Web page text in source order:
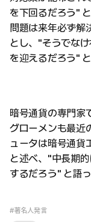
を下回るだろう"
問題は来年必ず解
とし、"そうでな
を迎えるだろう"
暗号通貨の専門家
グローメンも最近
ュータは暗号通貨
と述べ、"中長期
するだろう" と語っ
#著名人発言